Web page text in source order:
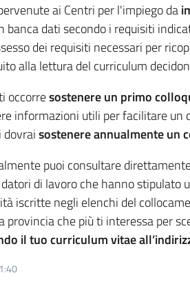
ai Centri per l'impiego da
dati secondo i requisiti
dei requisiti necessari per
alla lettura del curriculum
occorresostenere un primo
informazioni utili per facilitare
sostenere annualmente un
puoi consultare
di lavoro che hanno stipulato
iscritte negli elenchi del
che più ti interessa per
iltuocurriculum vitae